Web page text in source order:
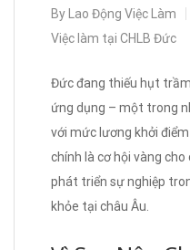
By Lao Động Việc Làm
Việc làm tại CHLB Đức
Đức đang thiếu hụt
ứng dụng – một trong
với mức lương khởi
chính là cơ hội vàng
phát triển sự nghiệp
khỏe tại châu Âu.